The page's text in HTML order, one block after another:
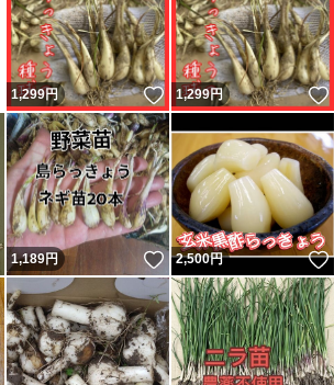
いいね！
1,299円 いいね！
1,299円
いいね！
1,189円 いいね！
2,500円